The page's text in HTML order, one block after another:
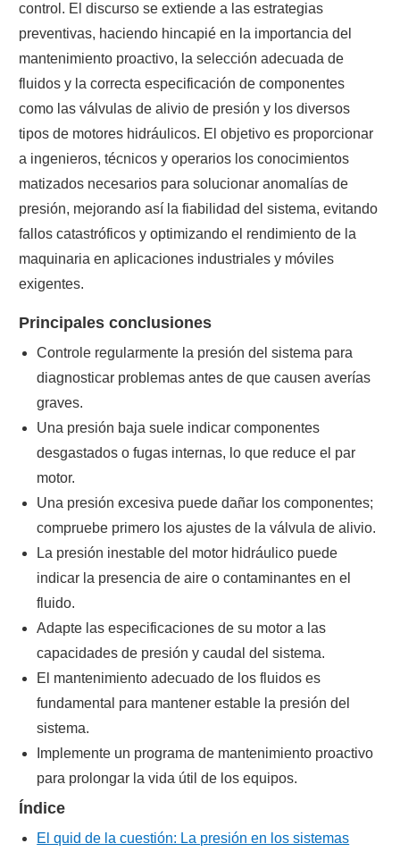
control. El discurso se extiende a las estrategias
preventivas, haciendo hincapié en la importancia del
mantenimiento proactivo, la selección adecuada de
fluidos y la correcta especificación de componentes
como las válvulas de alivio de presión y los diversos
tipos de motores hidráulicos. El objetivo es proporcionar
a ingenieros, técnicos y operarios los conocimientos
matizados necesarios para solucionar anomalías de
presión, mejorando así la fiabilidad del sistema, evitando
fallos catastróficos y optimizando el rendimiento de la
maquinaria en aplicaciones industriales y móviles
exigentes.
Principales conclusiones
Controle regularmente la presión del sistema para
diagnosticar problemas antes de que causen averías
graves.
Una presión baja suele indicar componentes
desgastados o fugas internas, lo que reduce el par
motor.
Una presión excesiva puede dañar los componentes;
compruebe primero los ajustes de la válvula de alivio.
La presión inestable del motor hidráulico puede
indicar la presencia de aire o contaminantes en el
fluido.
Adapte las especificaciones de su motor a las
capacidades de presión y caudal del sistema.
El mantenimiento adecuado de los fluidos es
fundamental para mantener estable la presión del
sistema.
Implemente un programa de mantenimiento proactivo
para prolongar la vida útil de los equipos.
Índice
El quid de la cuestión: La presión en los sistemas